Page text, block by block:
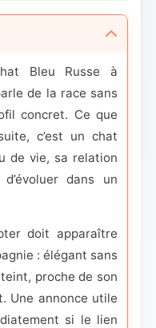
Bleu Russe à
de la race sans
concret. Ce que
c’est un chat
de vie, sa relation
dans un
doit apparaître
: élégant sans
proche de son
Une annonce utile
si le lien